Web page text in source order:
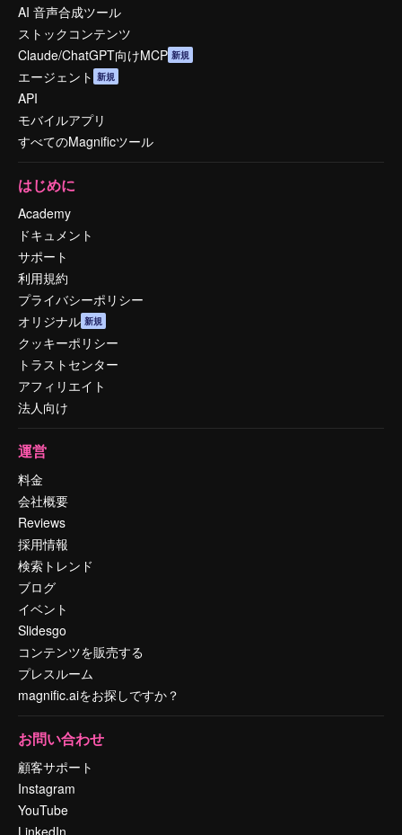
AI 音声合成ツール
ストックコンテンツ
Claude/ChatGPT向けMCP 新規
エージェント 新規
API
モバイルアプリ
すべてのMagnificツール
はじめに
Academy
ドキュメント
サポート
利用規約
プライバシーポリシー
オリジナル 新規
クッキーポリシー
トラストセンター
アフィリエイト
法人向け
運営
料金
会社概要
Reviews
採用情報
検索トレンド
ブログ
イベント
Slidesgo
コンテンツを販売する
プレスルーム
magnific.aiをお探しですか？
お問い合わせ
顧客サポート
Instagram
YouTube
LinkedIn